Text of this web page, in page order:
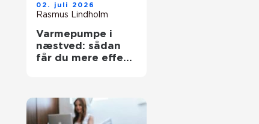
02. juli 2026
Rasmus Lindholm
Varmepumpe i
næstved: sådan
får du mere effekt